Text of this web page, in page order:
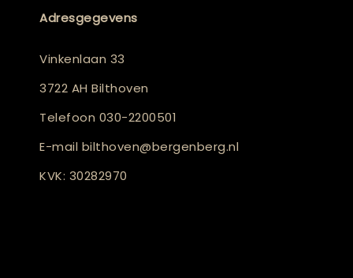
Adresgegevens
Vinkenlaan 33
3722 AH Bilthoven
Telefoon 030-2200501
E-mail bilthoven@bergenberg.nl
KVK: 30282970